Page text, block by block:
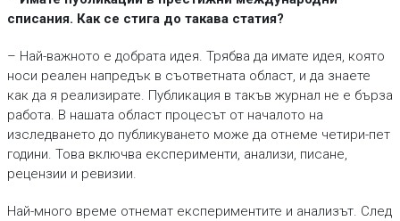
списания. Как се стига до такава статия?
– Най-важното е добрата идея. Трябва да имате идея, която
носи реален напредък в съответната област, и да знаете
как да я реализирате. Публикация в такъв журнал не е бърза
работа. В нашата област процесът от началото на
изследването до публикуването може да отнеме четири-пет
години. Това включва експерименти, анализи, писане,
рецензии и ревизии.
Най-много време отнемат експериментите и анализът. След